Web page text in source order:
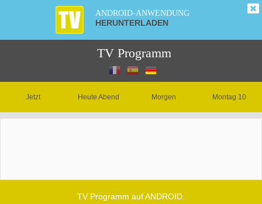
ANDROID-ANWENDUNG
HERUNTERLADEN
TV Programm
Jetzt Heute Abend Morgen Montag 10
TV Programm auf ANDROID.